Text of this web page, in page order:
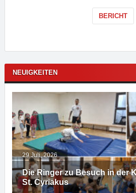
BERICHT
NEUIGKEITEN
Die Ringer zu Besuch in der
St. Cyriakus
29 Juli, 2026